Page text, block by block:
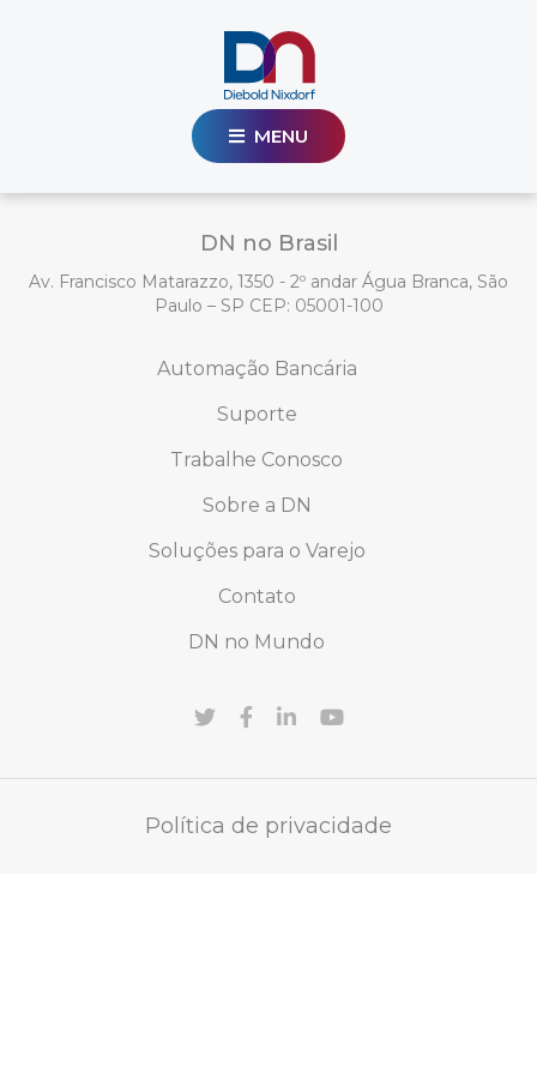
MENU
DN no Brasil
Av. Francisco Matarazzo, 1350 - 2º andar Água Branca, São
Paulo – SP CEP: 05001-100
Automação Bancária
Suporte
Trabalhe Conosco
Sobre a DN
Soluções para o Varejo
Contato
DN no Mundo
Política de privacidade